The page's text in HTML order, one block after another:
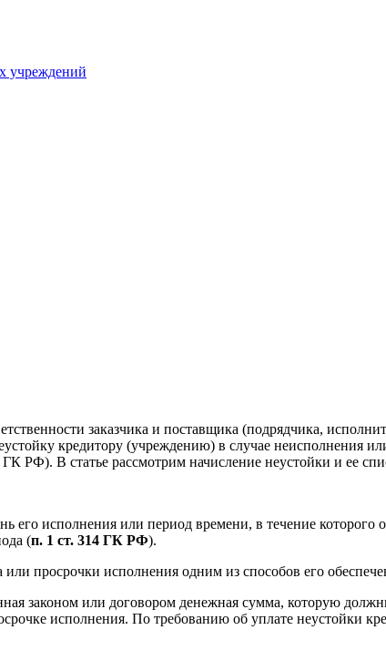
учреждений
заказчика и поставщика (подрядчика,
кредитору (учреждению) в случае неисполнения
ГК РФ). В статье рассмотрим начисление неустойки и ее
его исполнения или период времени, в течение
(п. 1 ст. 314 ГК РФ).
просрочки исполнения одним из способов его
законом или договором денежная сумма, которую
исполнения. По требованию об уплате неустойки